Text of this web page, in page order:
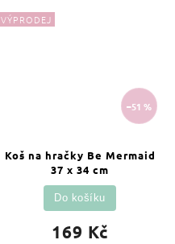
VÝPRODEJ
–51 %
Koš na hračky Be Mermaid
37 x 34 cm
169 Kč
Do košíku